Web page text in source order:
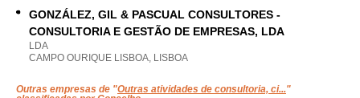
GONZÁLEZ, GIL & PASCUAL CONSULTORES -
CONSULTORIA E GESTÃO DE EMPRESAS, LDA
LDA
CAMPO OURIQUE LISBOA, LISBOA
Outras empresas de "Outras atividades de consultoria, ci..."